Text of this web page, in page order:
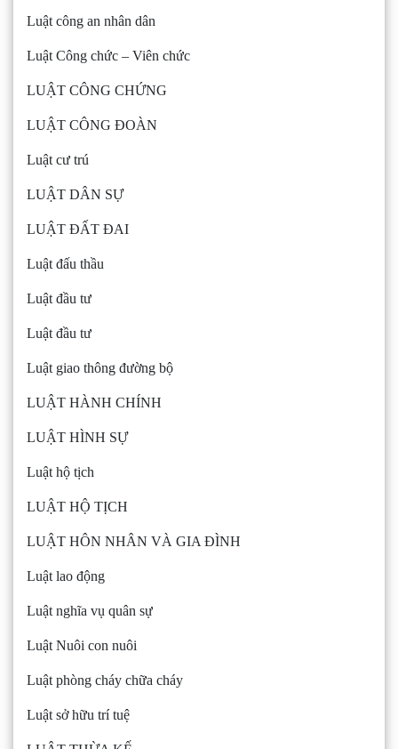
Luật công an nhân dân
Luật Công chức – Viên chức
LUẬT CÔNG CHỨNG
LUẬT CÔNG ĐOÀN
Luật cư trú
LUẬT DÂN SỰ
LUẬT ĐẤT ĐAI
Luật đấu thầu
Luật đầu tư
Luật đầu tư
Luật giao thông đường bộ
LUẬT HÀNH CHÍNH
LUẬT HÌNH SỰ
Luật hộ tịch
LUẬT HỘ TỊCH
LUẬT HÔN NHÂN VÀ GIA ĐÌNH
Luật lao động
Luật nghĩa vụ quân sự
Luật Nuôi con nuôi
Luật phòng cháy chữa cháy
Luật sở hữu trí tuệ